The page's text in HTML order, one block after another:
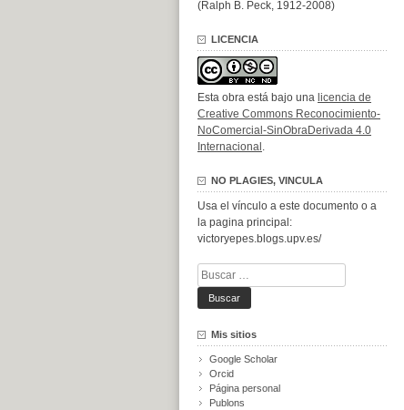
(Ralph B. Peck, 1912-2008)
LICENCIA
Esta obra está bajo una licencia de
Creative Commons Reconocimiento-
NoComercial-SinObraDerivada 4.0
Internacional .
NO PLAGIES, VINCULA
Usa el vínculo a este documento o a
la pagina principal:
victoryepes.blogs.upv.es/
Buscar:
Mis sitios
Google Scholar
Orcid
Página personal
Publons